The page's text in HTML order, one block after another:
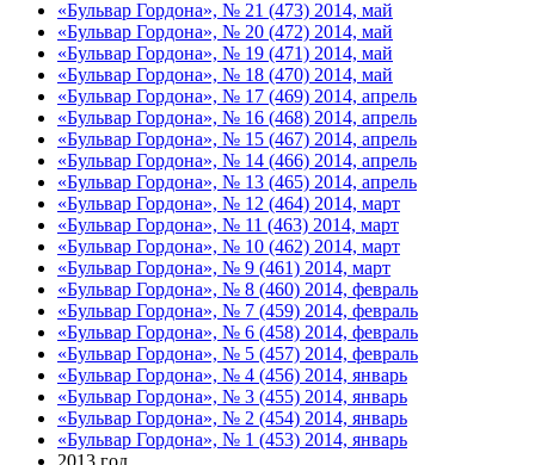
«Бульвар Гордона», № 21 (473) 2014, май
«Бульвар Гордона», № 20 (472) 2014, май
«Бульвар Гордона», № 19 (471) 2014, май
«Бульвар Гордона», № 18 (470) 2014, май
«Бульвар Гордона», № 17 (469) 2014, апрель
«Бульвар Гордона», № 16 (468) 2014, апрель
«Бульвар Гордона», № 15 (467) 2014, апрель
«Бульвар Гордона», № 14 (466) 2014, апрель
«Бульвар Гордона», № 13 (465) 2014, апрель
«Бульвар Гордона», № 12 (464) 2014, март
«Бульвар Гордона», № 11 (463) 2014, март
«Бульвар Гордона», № 10 (462) 2014, март
«Бульвар Гордона», № 9 (461) 2014, март
«Бульвар Гордона», № 8 (460) 2014, февраль
«Бульвар Гордона», № 7 (459) 2014, февраль
«Бульвар Гордона», № 6 (458) 2014, февраль
«Бульвар Гордона», № 5 (457) 2014, февраль
«Бульвар Гордона», № 4 (456) 2014, январь
«Бульвар Гордона», № 3 (455) 2014, январь
«Бульвар Гордона», № 2 (454) 2014, январь
«Бульвар Гордона», № 1 (453) 2014, январь
2013 год